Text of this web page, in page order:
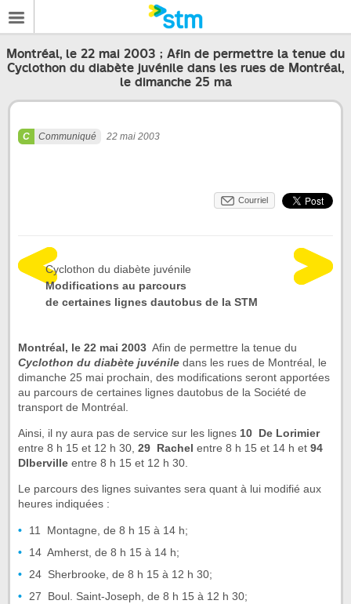
Montréal, le 22 mai 2003 ; Afin de permettre la tenue du
Cyclothon du diabète juvénile dans les rues de Montréal,
le dimanche 25 ma
Communiqué 22 mai 2003
Courriel
Cyclothon du diabète juvénile
Modifications au parcours
de certaines lignes dautobus de la STM
Montréal, le 22 mai 2003  Afin de permettre la tenue du
Cyclothon du diabète juvénile dans les rues de Montréal, le
dimanche 25 mai prochain, des modifications seront apportées
au parcours de certaines lignes dautobus de la Société de
transport de Montréal.
Ainsi, il ny aura pas de service sur les lignes 10  De Lorimier
entre 8 h 15 et 12 h 30, 29  Rachel entre 8 h 15 et 14 h et 94 
DIberville entre 8 h 15 et 12 h 30.
Le parcours des lignes suivantes sera quant à lui modifié aux
heures indiquées :
11  Montagne, de 8 h 15 à 14 h;
14  Amherst, de 8 h 15 à 14 h;
24  Sherbrooke, de 8 h 15 à 12 h 30;
27  Boul. Saint-Joseph, de 8 h 15 à 12 h 30;